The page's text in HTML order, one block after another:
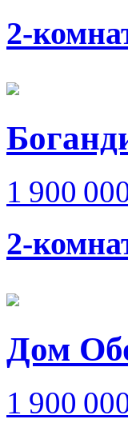
2-
1 900
2-
Дом
1 900